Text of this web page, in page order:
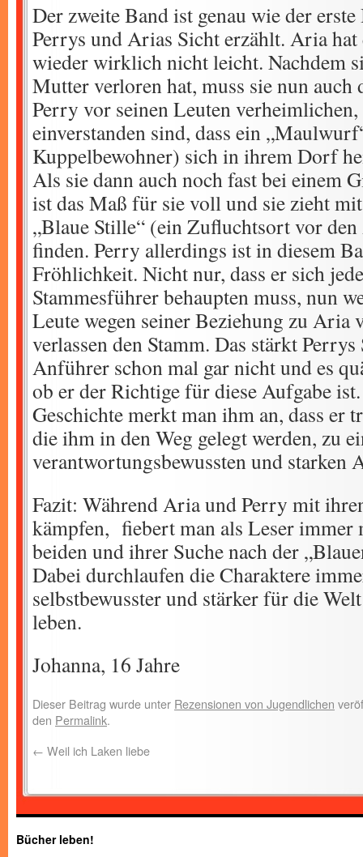
Der zweite Band ist genau wie der
Perrys und Arias Sicht erzählt. Aria hat
wieder wirklich nicht leicht. Nachdem
Mutter verloren hat, muss sie nun
Perry vor seinen Leuten
einverstanden sind, dass ein
Kuppelbewohner) sich in ihrem Dorf
Als sie dann auch noch fast bei einem
ist das Maß für sie voll und sie zieht
„Blaue Stille“ (ein Zufluchtsort vor
finden. Perry allerdings ist in diesem
Fröhlichkeit. Nicht nur, dass er sich
Stammesführer behaupten muss, nun
Leute wegen seiner Beziehung zu Aria
verlassen den Stamm. Das stärkt
Anführer schon mal gar nicht und es
ob er der Richtige für diese Aufgabe
Geschichte merkt man ihm an, dass er
die ihm in den Weg gelegt werden, zu
verantwortungsbewussten und starken
Fazit: Während Aria und Perry mit
kämpfen, fiebert man als Leser immer
beiden und ihrer Suche nach der
Dabei durchlaufen die Charaktere
selbstbewusster und stärker für die
leben.
Johanna, 16 Jahre
Dieser Beitrag wurde unter Rezensionen von Jugendlichen
den Permalink.
← Weil ich Laken liebe
Bücher leben!